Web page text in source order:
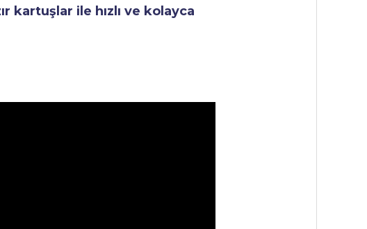
kartuşlar ile hızlı ve kolayca